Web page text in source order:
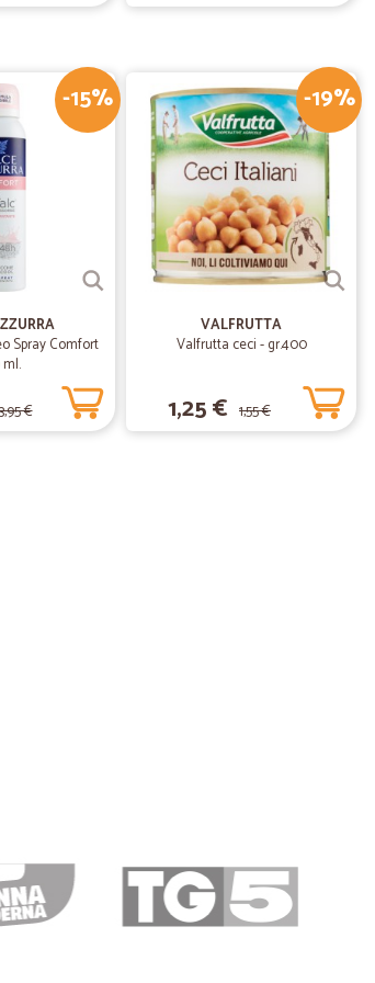
22/04/2019
corriere. Per essere sicuro di
-15%
Spray Comfort
ml.
€
-19%
VALFRUTTA
Valfrutta ceci - gr.400
1,25 € 1,55 €